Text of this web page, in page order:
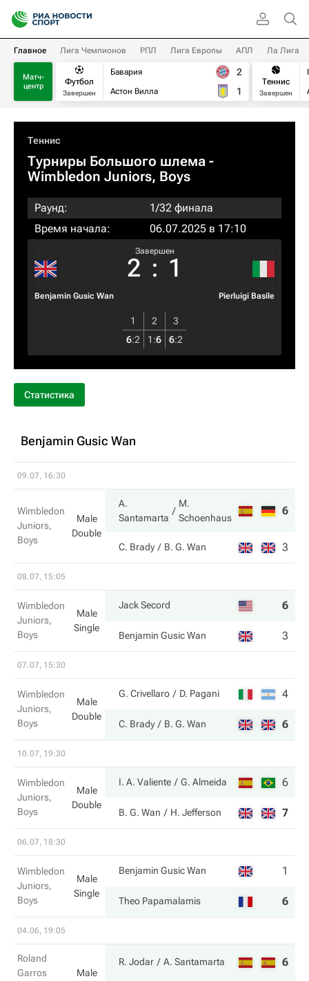
Главное Лига Чемпионов РПЛ Лига Европы АПЛ Ла Лига
Матч-
центр
Футбол
Завершен
Бавария
Астон Вилла
2
1
Теннис
Завершен
Теннис
Турниры Большого шлема -
Wimbledon Juniors, Boys
Раунд:
1/32 финала
Время начала:
06.07.2025 в 17:10
Benjamin Gusic Wan
Завершен
2 : 1
Pierluigi Basile
1 2
3
6:2 1 :6 6:2
Статистика
Benjamin Gusic Wan
09.07, 16:30
Wimbledon
Juniors,
Boys
Male
Double
A.
Santamarta
M.
Schoenhaus
6
C. Brady B. G. Wan 3
08.07, 15:05
Wimbledon
Juniors,
Boys
Male
Single
Jack Secord 6
Benjamin Gusic Wan 3
07.07, 15:30
Wimbledon
Juniors,
Boys
Male
Double
G. Crivellaro D. Pagani 4
C. Brady B. G. Wan 6
10.07, 19:30
Wimbledon
Juniors,
Boys
Male
Double
I. A. Valiente G. Almeida 6
B. G. Wan H. Jefferson 7
06.07, 18:30
Wimbledon
Juniors,
Boys
Male
Single
Benjamin Gusic Wan 1
Theo Papamalamis 6
04.06, 19:05
Roland
Garros
Male
R. Jodar A. Santamarta 6